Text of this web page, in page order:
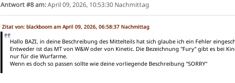
Antwort #8 am:April 09, 2026, 10:53:30 Nachmittag
Zitat von: blackboom am April 09, 2026, 06:58:37 Nachmittag
Hallo BAZI, in deine Beschreibung des Mittelteils hat sich glaube ich ein Fehler
Entweder ist das MT von W&W oder von Kinetic. Die Bezeichnung "Fury" gibt es bei
nur für die Wurfarme.
Wenn es doch so passen sollte wie deine vorliegende Beschreibung "SORRY"